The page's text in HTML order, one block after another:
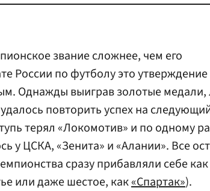
звание сложнее, чем его
России по футболу это утверждение
Однажды выиграв золотые
повторить успех на
терял «Локомотив» и по одному
у ЦСКА, «Зенита» и «Алании». Все
сразу прибавляли себе как
или даже шестое, как«Спартак»).